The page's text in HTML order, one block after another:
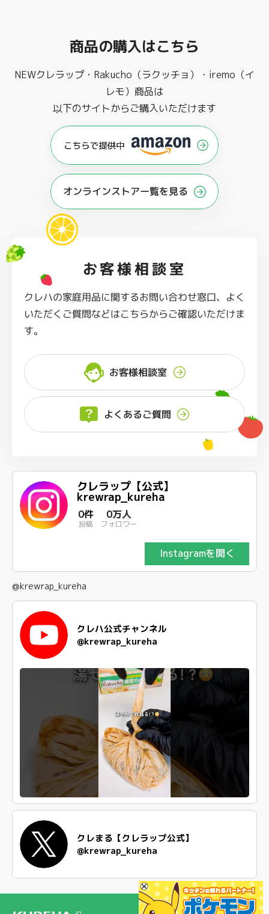
商品の購入はこちら
NEWクレラップ・Rakucho（ラクッチョ）・iremo（イ
レモ）商品は
以下のサイトからご購入いただけます
オンラインストアー覧を見る
お客様相談室
クレハの家庭用品に関するお問い合わせ窓口、よく
いただくご質問などはこちらからご確認いただけま
す。
お客様相談室
よくあるご質問
クレラップ【公式】
krewrap_kureha
0件
投稿
0万人
フォロワー
Instagramを開く
@krewrap_kureha
クレハ公式チャンネル
@krewrap_kureha
クレまる【クレラップ公式】
@krewrap_kureha